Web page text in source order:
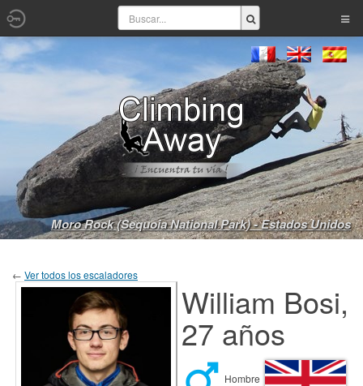
Moro Rock (Sequoia National Park) - Estados Unidos
← Ver todos los escaladores
William Bosi,
27 años
Hombre